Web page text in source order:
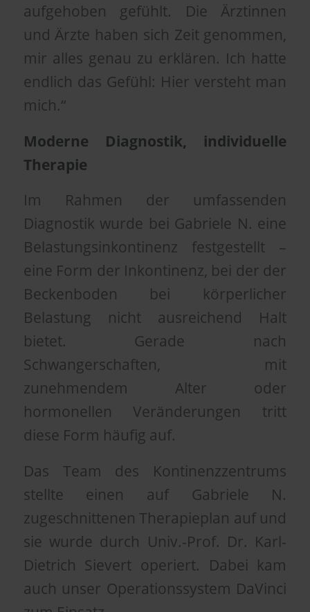
aufgehoben gefühlt. Die Ärztinnen
und Ärzte haben sich Zeit genommen,
mir alles genau zu erklären. Ich hatte
endlich das Gefühl: Hier versteht man
mich.“
Moderne Diagnostik, individuelle
Therapie
Im Rahmen der umfassenden
Diagnostik wurde bei Gabriele N. eine
Belastungsinkontinenz festgestellt –
eine Form der Inkontinenz, bei der der
Beckenboden bei körperlicher
Belastung nicht ausreichend Halt
bietet. Gerade nach
Schwangerschaften, mit
zunehmendem Alter oder
hormonellen Veränderungen tritt
diese Form häufig auf.
Das Team des Kontinenzzentrums
stellte einen auf Gabriele N.
zugeschnittenen Therapieplan auf und
sie wurde durch Univ.-Prof. Dr. Karl-
Dietrich Sievert operiert. Dabei kam
auch unser Operationssystem DaVinci